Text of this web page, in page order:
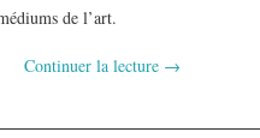
de l’art.
Continuer la lecture →